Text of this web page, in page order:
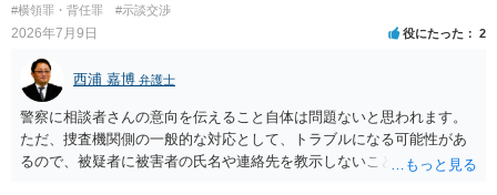
#横領罪・背任罪
#示談交渉
2026年7月9日 役にたった 2
西浦 嘉博 弁護士
警察に相談者さんの意向を伝えること自体は問題ないと思われます。
ただ、捜査機関側の一般的な対応として、トラブルになる可能性があ
るので、被疑者に被害者の氏名や連絡先を教示しないことがあり得ま